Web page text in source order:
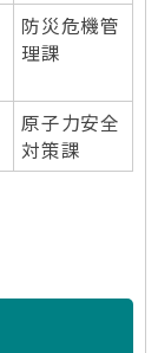
防災危機管
理課
原子力安全
対策課